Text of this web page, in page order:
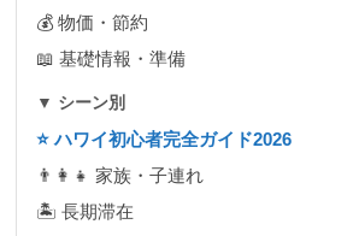
💰 物価・節約
📖 基礎情報・準備
▼ シーン別
⭐ ハワイ初心者完全ガイド2026
👨‍👩‍👧 家族・子連れ
🏝 長期滞在